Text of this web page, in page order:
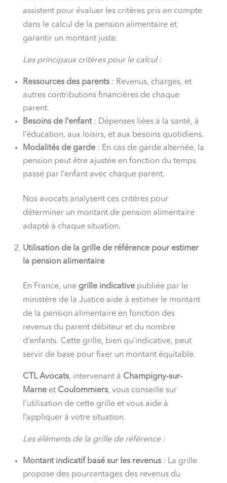
assistent pour évaluer les critères pris en compte
dans le calcul de la pension alimentaire et
garantir un montant juste.
Les principaux critères pour le calcul :
Ressources des parents: Revenus, charges, et
autres contributions financières de chaque
parent.
Besoins de l’enfant: Dépenses liées à la santé, à
l’éducation, aux loisirs, et aux besoins quotidiens.
Modalités de garde: En cas de garde alternée, la
pension peut être ajustée en fonction du temps
passé par l’enfant avec chaque parent.
Nos avocats analysent ces critères pour
déterminer un montant de pension alimentaire
adapté à chaque situation.
Utilisation de la grille de référence pour estimer
la pension alimentaire
En France, une grille indicativepubliée par le
ministère de la Justice aide à estimer le montant
de la pension alimentaire en fonction des
revenus du parent débiteur et du nombre
d’enfants. Cette grille, bien qu’indicative, peut
servir de base pour fixer un montant équitable.
CTL Avocats, intervenant à Champigny-sur-
Marneet Coulommiers, vous conseille sur
l’utilisation de cette grille et vous aide à
l’appliquer à votre situation.
Les éléments de la grille de référence :
Montant indicatif basé sur les revenus: La grille
propose des pourcentages des revenus du